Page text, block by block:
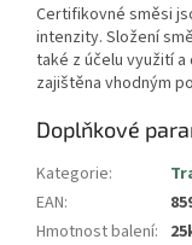
Certifikovné směsi
intenzity. Složení
také z účelu využití a
zajištěna vhodným
Doplňkové
Kategorie:
EAN:
Hmotnost balení: